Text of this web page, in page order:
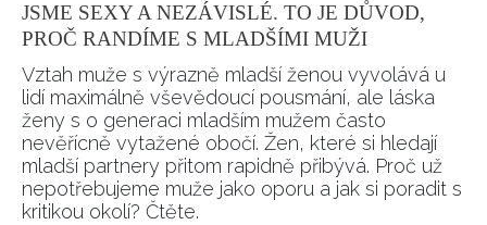
JSME SEXY A NEZÁVISLÉ. TO JE DŮVOD,
PROČ RANDÍME S MLADŠÍMI MUŽI
Vztah muže s výrazně mladší ženou vyvolává u
lidí maximálně vševědoucí pousmání, ale láska
ženy s o generaci mladším mužem často
nevěřícně vytažené obočí. Žen, které si hledají
mladší partnery přitom rapidně přibývá. Proč už
nepotřebujeme muže jako oporu a jak si poradit s
kritikou okolí? Čtěte.